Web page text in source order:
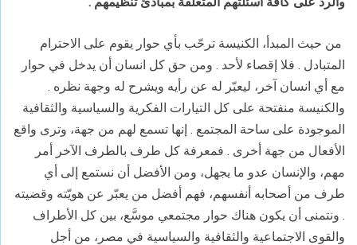
من حيث المبدأ، الكنيسة ترحّب بأي حوار يقوم على الاحترام
المتبادل . فلا إقصاء لأحد . ومن حق كل انسان أن يدخل في حوار
مع أي انسان آخر، ليعبّر له عن رأيه ويشرح له وجهة نظره .
والكنيسة منفتحة على كل التيارات الفكرية والسياسية والثقافية
الموجودة على ساحة المجتمع . إنها تسمع لهم من جهة، وترى واقع
الأفعال من جهة أخرى . فمعرفة كل طرف بالطرف الآخر أمر
مهم، والإنسان عدو ما يجهل، ومن الأفضل أن نستمع إلى أي
طرف من أصحابه أنفسهم، فهم أفضل من يعبّر عن هويّته وقضيته
. ونتمنى أن يكون هناك حوار مجتمعي موسَّع، بين كل الأطراف
والقوى الاجتماعية والثقافية والسياسية في مصر، من أجل